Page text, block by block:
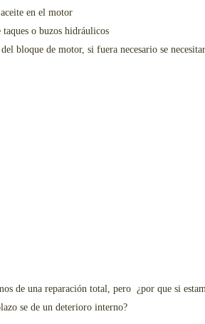
en el motor
o buzos hidráulicos
bloque de motor, si fuera necesario se
de una reparación total, pero ¿por que si
se de un deterioro interno?